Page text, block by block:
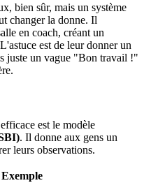
bien sûr, mais un système
changer la donne. Il
en coach, créant un
est de leur donner un
juste un vague "Bon travail !"
est le modèle
. Il donne aux gens un
leurs observations.
Exemple